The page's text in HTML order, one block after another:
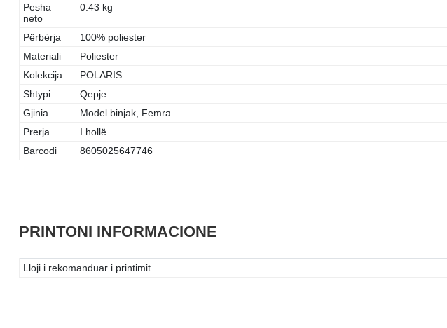
Pesha
neto
0.43 kg
Përbërja
100% poliester
Materiali
Poliester
Kolekcija
POLARIS
Shtypi
Qepje
Gjinia
Model binjak, Femra
Prerja
I hollë
Barcodi
8605025647746
PRINTONI INFORMACIONE
Lloji i rekomanduar i printimit